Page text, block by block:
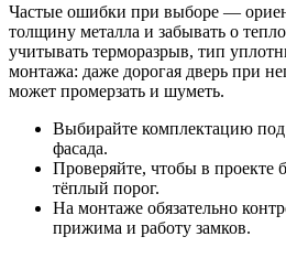
Частые ошибки при выборе —
толщину металла и забывать о
учитывать терморазрыв, тип
монтажа: даже дорогая дверь при
может промерзать и шуметь.
Выбирайте комплектацию
фасада.
Проверяйте, чтобы в проекте
тёплый порог.
На монтаже обязательно
прижима и работу замков.